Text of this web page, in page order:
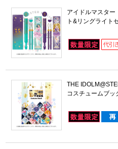
アイドルマスター
ト&リングライト
THE
コスチュームブッ